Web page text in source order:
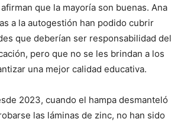
que la mayoría son buenas. Ana
a la autogestión han podido cubrir
que deberían ser responsabilidad del
pero que no se les brindan a los
una mejor calidad educativa.
2023, cuando el hampa desmanteló
las láminas de zinc, no han sido